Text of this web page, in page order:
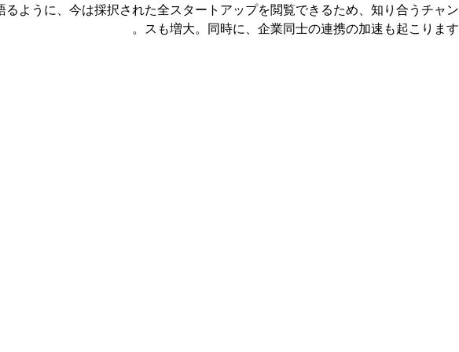
るように、今は採択された全スタートアップを閲覧できるため、知り合うチャン
スも増大。同時に、企業同士の連携の加速も起こります。